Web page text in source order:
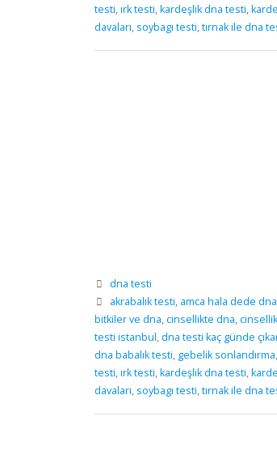
testi,ırk testi,kardeşlik dna testi,
davaları, soybagı testi,tırnak ile dna
dna testi
akrabalık testi, amca hala dede
bitkiler ve dna,cinsellikte dna,
testi istanbul,dna testi kaç günde
dna babalık testi, gebelik sonlandırma,
testi,ırk testi,kardeşlik dna testi,
davaları, soybagı testi,tırnak ile dna